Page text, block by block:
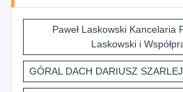
Paweł Laskowski Kancelaria
Laskowski i
GÓRAL DACH DARIUSZ SZARLEJ